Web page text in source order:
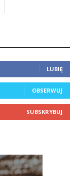
LUBIĘ
OBSERWUJ
SUBSKRYBUJ